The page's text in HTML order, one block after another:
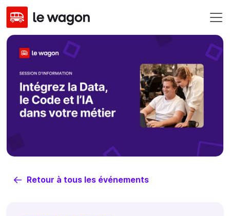
Retour à tous les événements